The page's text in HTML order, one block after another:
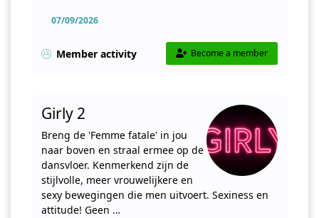
07/09/2026
Member activity Become a member
Girly 2
Breng de 'Femme fatale' in jou
naar boven en straal ermee op de
dansvloer. Kenmerkend zijn de
stijlvolle, meer vrouwelijkere en
sexy bewegingen die men uitvoert. Sexiness en
attitude! Geen …